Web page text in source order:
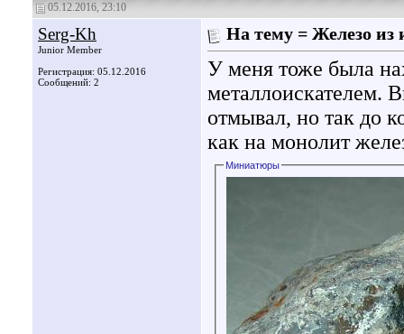
05.12.2016, 23:10
Serg-Kh
Junior Member
Регистрация: 05.12.2016
Сообщений: 2
На тему = Железо из
У меня тоже была
металлоискателем.
отмывал, но так до
как на монолит
Миниатюры